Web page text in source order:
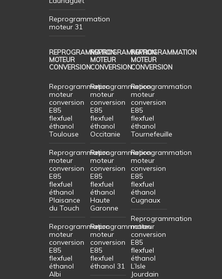
Reprogrammation
moteur 31
REPROGRAMMATION
MOTEUR
CONVERSION
Reprogrammation
moteur
conversion
E85
flexfuel
éthanol
Toulouse
Reprogrammation
moteur
conversion
E85
flexfuel
éthanol
Plaisance
du Touch
Reprogrammation
moteur
conversion
E85
flexfuel
éthanol
Albi
REPROGRAMMATION
MOTEUR
CONVERSION
Reprogrammation
moteur
conversion
E85
flexfuel
éthanol
Occitanie
Reprogrammation
moteur
conversion
E85
flexfuel
éthanol
Haute
Garonne
Reprogrammation
moteur
conversion
E85
flexfuel
éthanol 31
REPROGRAMMATION
MOTEUR
CONVERSION
Reprogrammation
moteur
conversion
E85
flexfuel
éthanol
Tournefeuille
Reprogrammation
moteur
conversion
E85
flexfuel
éthanol
Cugnaux
Reprogrammation
moteur
conversion
E85
flexfuel
éthanol
L’Isle
Jourdain